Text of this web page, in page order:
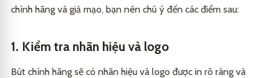
chính hãng và giả mạo, bạn nên chú ý đến các điểm sau:
1. Kiểm tra nhãn hiệu và logo
Bút chính hãng sẽ có nhãn hiệu và logo được in rõ ràng và